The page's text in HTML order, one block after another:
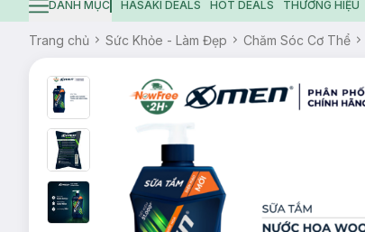
Hamburger icon
DANH MỤC HASAKI DEALS HOT DEALS THƯƠNG HIỆU
Trang chủ Sức Khỏe - Làm Đẹp Chăm Sóc Cơ Thể